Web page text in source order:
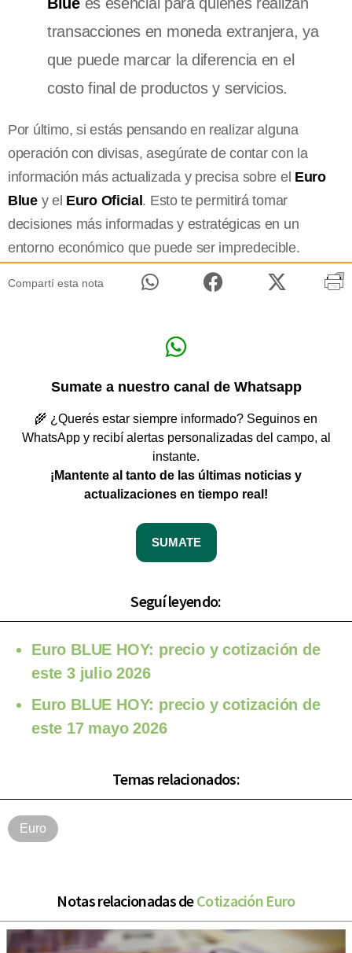
transacciones en moneda extranjera, ya
que puede marcar la diferencia en el
costo final de productos y servicios.
Por último, si estás pensando en realizar alguna
operación con divisas, asegúrate de contar con la
información más actualizada y precisa sobre el Euro
Bluey el Euro Oficial. Esto te permitirá tomar
decisiones más informadas y estratégicas en un
entorno económico que puede ser impredecible.
Compartí esta nota
Sumate a nuestro canal de Whatsapp
🌾 ¿Querés estar siempre informado? Seguinos en
WhatsApp y recibí alertas personalizadas del campo, al
instante.
¡Mantente al tanto de las últimas noticias y
actualizaciones en tiempo real!
SUMATE
Seguí leyendo:
Euro BLUE HOY: precio y cotización de
este 3 julio 2026
Euro BLUE HOY: precio y cotización de
este 17 mayo 2026
Temas relacionados:
Euro
Notas relacionadas deCotización Euro